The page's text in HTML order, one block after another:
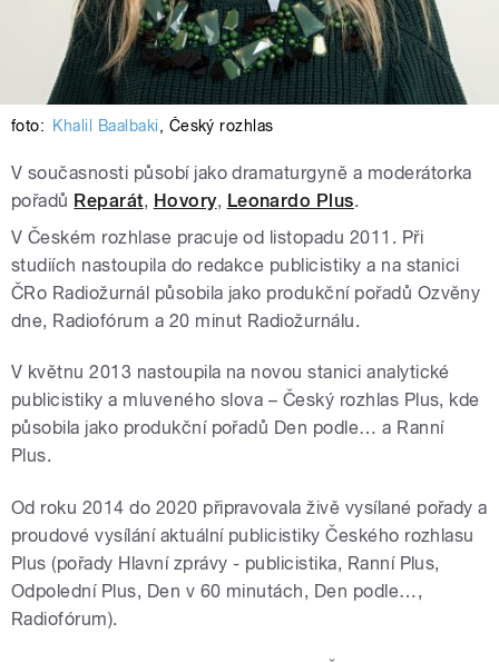
foto: Khalil Baalbaki, Český rozhlas
V současnosti působí jako dramaturgyně a moderátorka
pořadů Reparát, Hovory, Leonardo Plus.
V Českém rozhlase pracuje od listopadu 2011. Při
studiích nastoupila do redakce publicistiky a na stanici
ČRo Radiožurnál působila jako produkční pořadů Ozvěny
dne, Radiofórum a 20 minut Radiožurnálu.
V květnu 2013 nastoupila na novou stanici analytické
publicistiky a mluveného slova – Český rozhlas Plus, kde
působila jako produkční pořadů Den podle… a Ranní
Plus.
Od roku 2014 do 2020 připravovala živě vysílané pořady a
proudové vysílání aktuální publicistiky Českého rozhlasu
Plus (pořady Hlavní zprávy - publicistika, Ranní Plus,
Odpolední Plus, Den v 60 minutách, Den podle…,
Radiofórum).